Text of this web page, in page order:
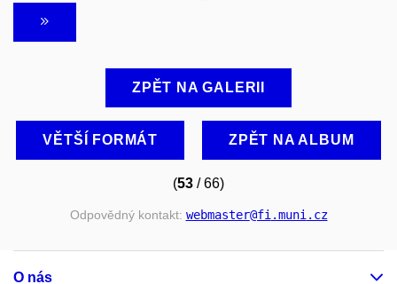
ZPĚT NA GALERII
VĚTŠÍ FORMÁT ZPĚT NA ALBUM
(53 / 66)
Odpovědný kontakt: webmaster@fi.muni.cz
O nás